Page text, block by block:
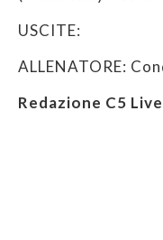
USCITE:
ALLENATORE:
Redazione C5 Live